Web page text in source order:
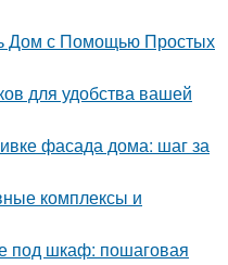
Дом с Помощью Простых
для удобства вашей
фасада дома: шаг за
комплексы и
под шкаф: пошаговая